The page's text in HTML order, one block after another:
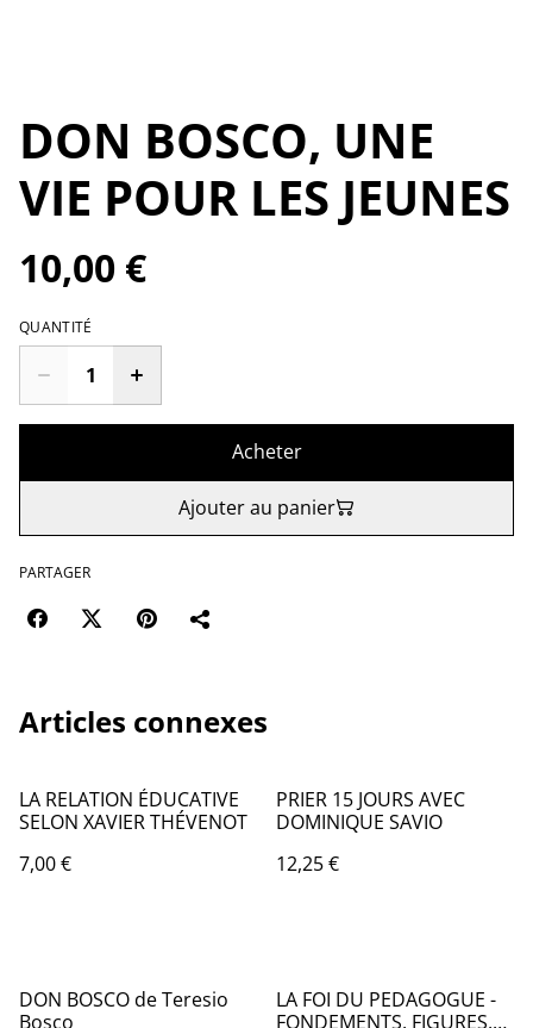
DON BOSCO, UNE
VIE POUR LES JEUNES
10,00 €
QUANTITÉ
Acheter
Ajouter au panier
PARTAGER
Articles connexes
LA RELATION ÉDUCATIVE
SELON XAVIER THÉVENOT
7,00 €
PRIER 15 JOURS AVEC
DOMINIQUE SAVIO
12,25 €
DON BOSCO de Teresio
Bosco
LA FOI DU PEDAGOGUE -
FONDEMENTS, FIGURES,